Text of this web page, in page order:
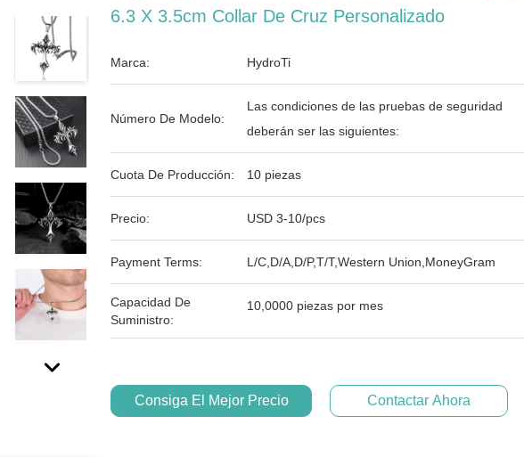
6.3 X 3.5cm Collar De Cruz Personalizado
Marca: HydroTi
Número De Modelo:
Las condiciones de las pruebas de seguridad
deberán ser las siguientes:
Cuota De Producción: 10 piezas
Precio: USD 3-10/pcs
Payment Terms: L/C,D/A,D/P,T/T,Western Union,MoneyGram
Capacidad De
Suministro:
10,0000 piezas por mes
Consiga El Mejor Precio Contactar Ahora